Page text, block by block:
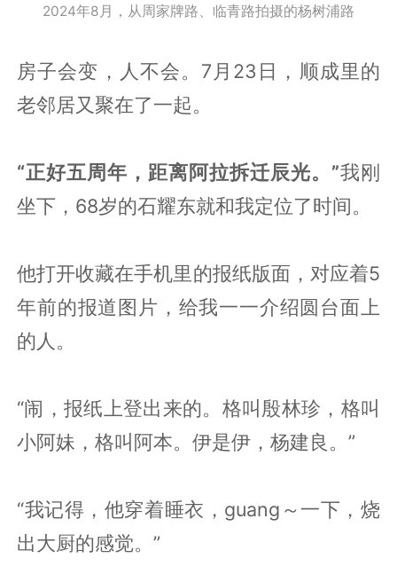
2024年8月，从周家牌路、临青路拍摄的杨树浦路
房子会变，人不会。7月23日，顺成里的
老邻居又聚在了一起。
“正好五周年，距离阿拉拆迁辰光。”我刚
坐下，68岁的石耀东就和我定位了时间。
他打开收藏在手机里的报纸版面，对应着5
年前的报道图片，给我一一介绍圆台面上
的人。
“闹，报纸上登出来的。格叫殷林珍，格叫
小阿妹，格叫阿本。伊是伊，杨建良。”
“我记得，他穿着睡衣，guang～一下，烧
出大厨的感觉。”